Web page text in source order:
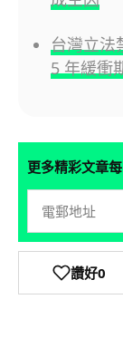
台灣立
5 年緩衝
更多精彩文章
讚好0